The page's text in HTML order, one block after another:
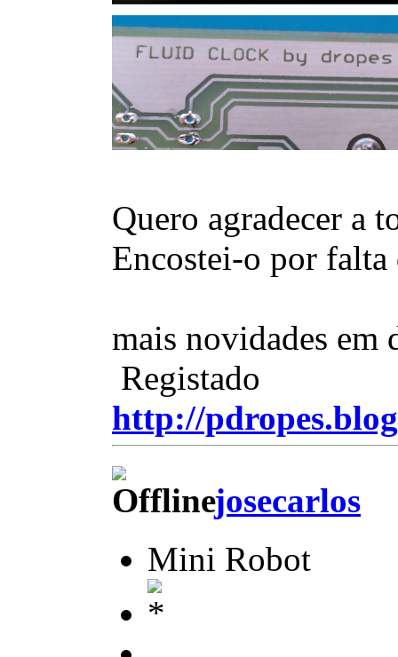
Quero agradecer a
Encostei-o por falta
mais novidades
Registado
http://
josecarlos
Mini Robot